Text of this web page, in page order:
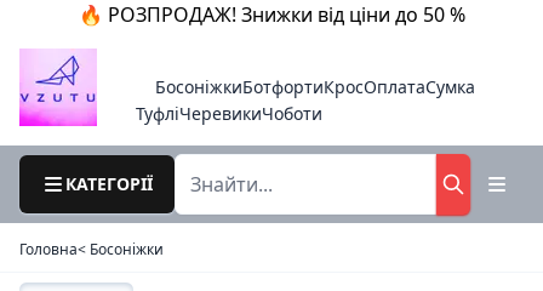
🔥 РОЗПРОДАЖ! Знижки від ціни до 50 %
БосоніжкиБотфортиКросОплатаСумка
ТуфліЧеревикиЧоботи
КАТЕГОРІЇ
Головна< Босоніжки